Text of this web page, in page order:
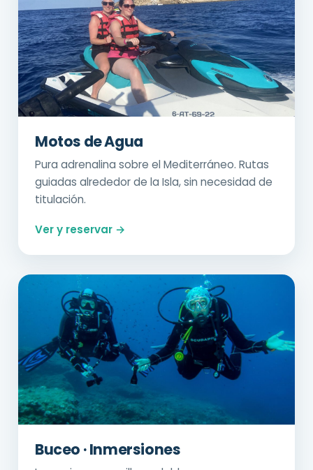
Motos de Agua
Pura adrenalina sobre el Mediterráneo. Rutas
guiadas alrededor de la Isla, sin necesidad de
titulación.
Ver y reservar →
Buceo · Inmersiones